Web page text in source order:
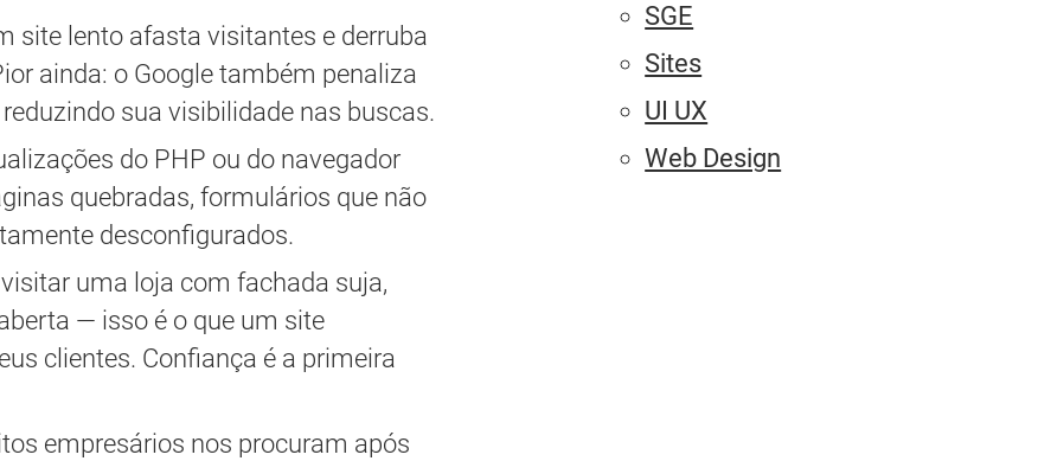
site lento afasta visitantes e derruba
ainda: o Google também penaliza
sua visibilidade nas buscas.
do PHP ou do navegador
quebradas, formulários que não
desconfigurados.
visitar uma loja com fachada suja,
— isso é o que um site
clientes. Confiança é a primeira
empresários nos procuram após
SGE
Sites
UI UX
Web Design